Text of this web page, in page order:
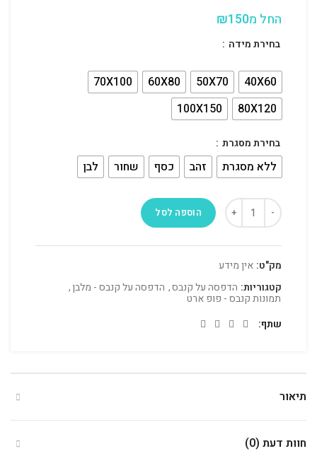
החל מ ₪150
בחירת מידה
40X60
50X70
60X80
70X100
80X120
100X150
בחירת מסגרת
ללא מסגרת זהב כסף שחור לבן
הוספה לסל
מק"ט: אין מידע
קטגוריות: הדפסה על קנבס, הדפסה על קנבס - מלבן,
תמונות קנבס - פופ ארט
שתף
תיאור
חוות דעת (0)